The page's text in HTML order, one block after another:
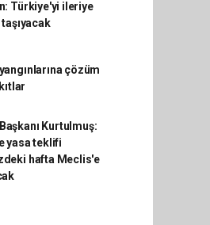
Türkiye'yi ileriye
çözüm
Kurtulmuş:
yasa teklifi
hafta Meclis'e